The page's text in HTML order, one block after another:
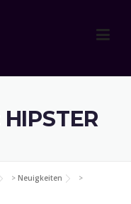
HIPSTER
> Neuigkeiten
>